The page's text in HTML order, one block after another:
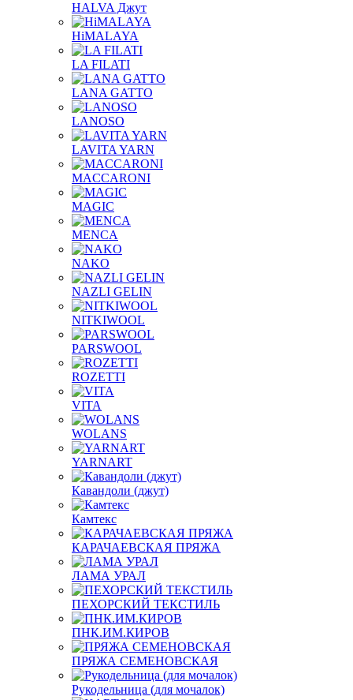
HALVA Джут
HiMALAYA
LA FILATI
LANA GATTO
LANOSO
LAVITA YARN
MACCARONI
MAGIC
MENCA
NAKO
NAZLI GELIN
NITKIWOOL
PARSWOOL
ROZETTI
VITA
WOLANS
YARNART
Кавандоли (джут)
Камтекс
КАРАЧАЕВСКАЯ ПРЯЖА
ЛАМА УРАЛ
ПЕХОРСКИЙ ТЕКСТИЛЬ
ПНК.ИМ.КИРОВ
ПРЯЖА СЕМЕНОВСКАЯ
Рукодельница (для мочалок)